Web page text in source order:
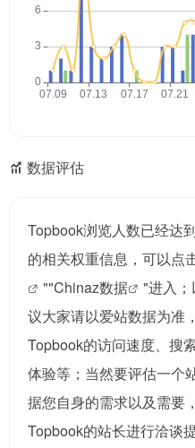
数据评估
Topbook浏览人数已经达
的相关权重信息，可以点
""Chinaz数据
"进入
议大家请以爱站数据为准
Topbook的访问速度、搜
体验等；当然要评估一个
据您自身的需求以及需要
Topbook的站长进行洽谈